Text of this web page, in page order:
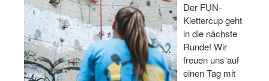
Vereine
Vereinssuche
Übungsleiterbörse
Der FUN-
Klettercup geht
in die nächste
Runde! Wir
freuen uns auf
einen Tag mit